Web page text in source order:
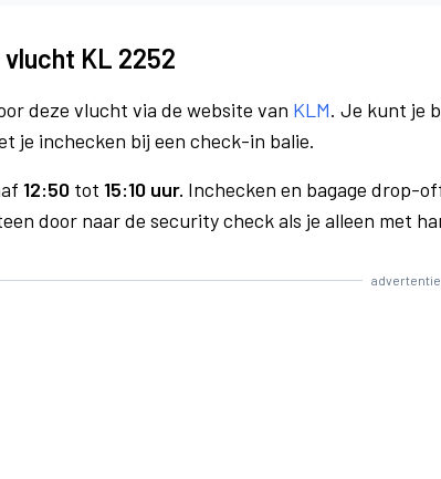
KL 2252
deze vlucht via de website van KLM. Je kunt je
je inchecken bij een check-in balie.
12:50 tot 15:10 uur. Inchecken en bagage drop-
door naar de security check als je alleen met
advertentie